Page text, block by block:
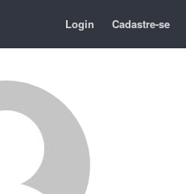
Login Cadastre-se